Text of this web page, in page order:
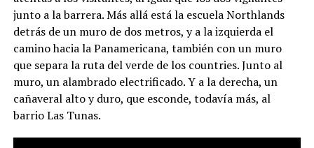
junto a la barrera. Más allá está la escuela Northlands
detrás de un muro de dos metros, y a la izquierda el
camino hacia la Panamericana, también con un muro
que separa la ruta del verde de los countries. Junto al
muro, un alambrado electrificado. Y a la derecha, un
cañaveral alto y duro, que esconde, todavía más, al
barrio Las Tunas.